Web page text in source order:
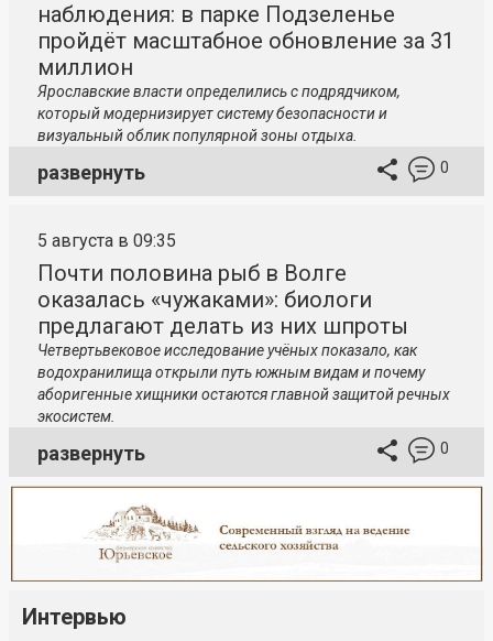
наблюдения: в парке Подзеленье
пройдёт масштабное обновление за 31
миллион
Ярославские власти определились с подрядчиком,
который модернизирует систему безопасности и
визуальный облик популярной зоны отдыха.
развернуть 0
5 августа в 09:35
Почти половина рыб в Волге
оказалась «чужаками»: биологи
предлагают делать из них шпроты
Четвертьвековое исследование учёных показало, как
водохранилища открыли путь южным видам и почему
аборигенные хищники остаются главной защитой речных
экосистем.
развернуть 0
Интервью